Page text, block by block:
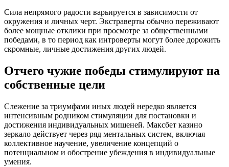
Сила непрямого радости варьируется в зависимости от
окружения и личных черт. Экстраверты обычно переживают
более мощные отклики при просмотре за общественными
победами, в то период как интроверты могут более дорожить
скромные, личные достижения других людей.
Отчего чужие победы стимулируют на
собственные цели
Слежение за триумфами иных людей нередко является
интенсивным родником стимуляции для постановки и
достижения индивидуальных мишеней. Максбет казино
зеркало действует через ряд ментальных систем, включая
коллективное научение, увеличение концепций о
потенциальном и обострение убеждения в индивидуальные
умения.